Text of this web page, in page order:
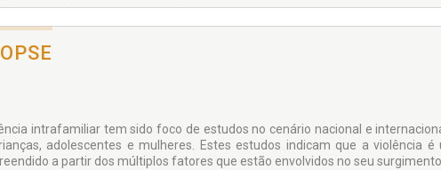
intrafamiliar tem sido foco de estudos no cenário nacional e
adolescentes e mulheres. Estes estudos indicam que a violência
a partir dos múltiplos fatores que estão envolvidos no seu